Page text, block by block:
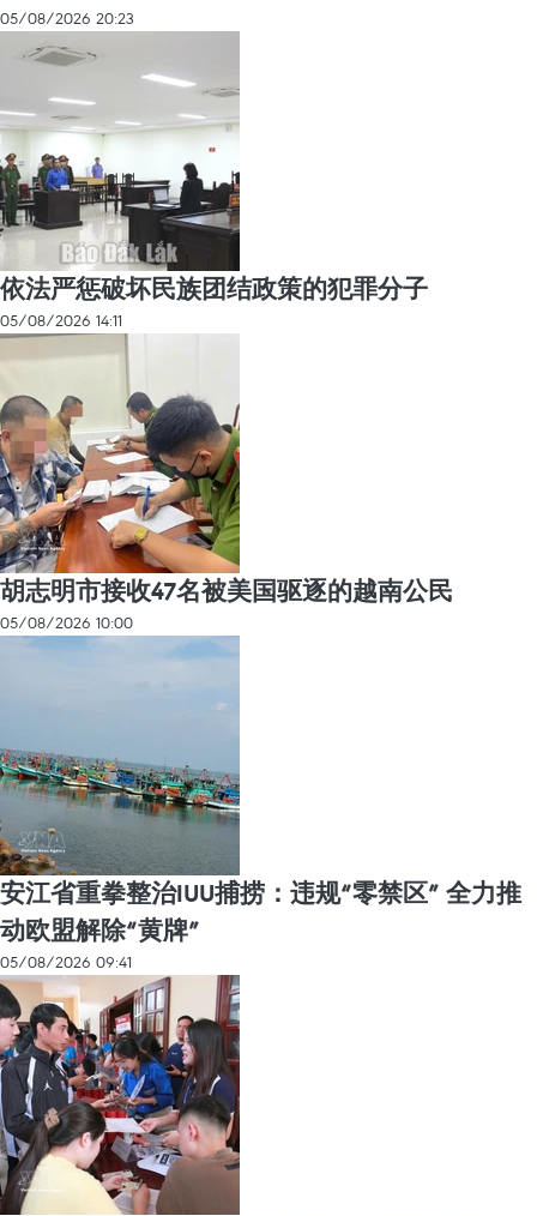
05/08/2026 20:23
依法严惩破坏民族团结政策的犯罪分子
05/08/2026 14:11
胡志明市接收47名被美国驱逐的越南公民
05/08/2026 10:00
安江省重拳整治IUU捕捞：违规“零禁区” 全力推
动欧盟解除“黄牌”
05/08/2026 09:41